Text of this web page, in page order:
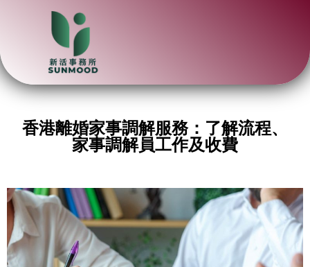
香港離婚家事調解服務：了解流程、
家事調解員工作及收費